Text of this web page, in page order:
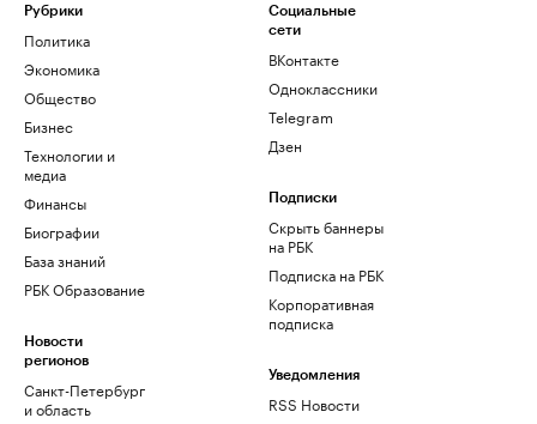
Рубрики
Политика
Экономика
Общество
Бизнес
Технологии и
медиа
Финансы
Биографии
База знаний
РБК Образование
Новости
регионов
Санкт-Петербург
и область
Социальные
сети
ВКонтакте
Одноклассники
Telegram
Дзен
Подписки
Скрыть баннеры
на РБК
Подписка на РБК
Корпоративная
подписка
Уведомления
RSS Новости